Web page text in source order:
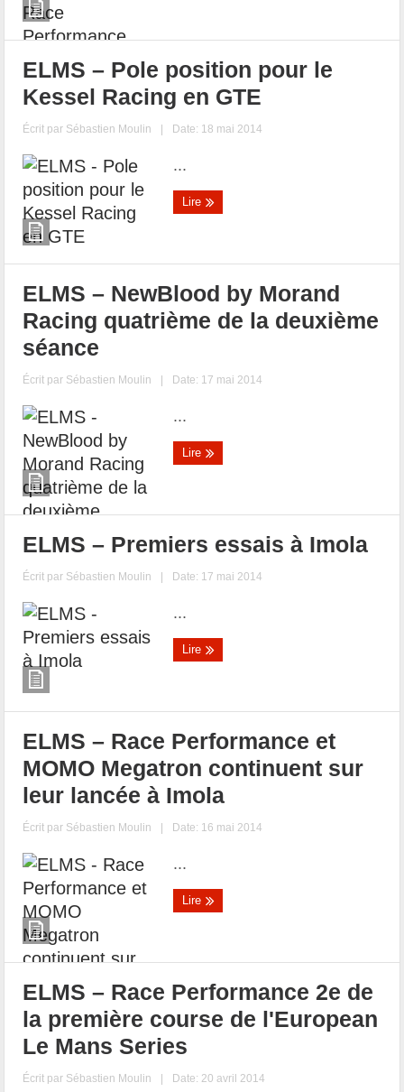
ELMS – Pole position pour le
Kessel Racing en GTE
Écrit par Sébastien Moulin | Date: 18 mai 2014
...
Lire
ELMS – NewBlood by Morand
Racing quatrième de la deuxième
séance
Écrit par Sébastien Moulin | Date: 17 mai 2014
...
Lire
ELMS – Premiers essais à Imola
Écrit par Sébastien Moulin | Date: 17 mai 2014
...
Lire
ELMS – Race Performance et
MOMO Megatron continuent sur
leur lancée à Imola
Écrit par Sébastien Moulin | Date: 16 mai 2014
...
Lire
ELMS – Race Performance 2e de
la première course de l'European
Le Mans Series
Écrit par Sébastien Moulin | Date: 20 avril 2014